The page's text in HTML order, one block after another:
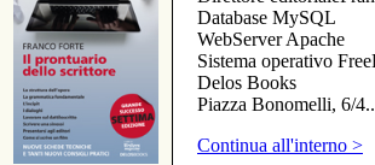
Database MySQL
WebServer Apache
Sistema operativo
Delos Books
Piazza Bonomelli, 6/
Continua all'interno >